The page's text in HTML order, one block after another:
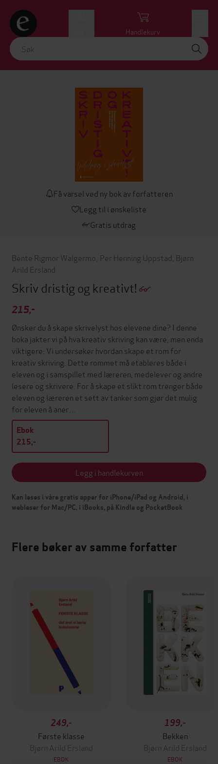
Handlekurv
Få varsel ved ny bok av forfatteren
Legg til i ønskeliste
Gratis utdrag
Bente Rigmor Walgermo Per Henning Uppstad Bjørn
Arild Ersland
Skriv dristig og kreativt!
215,-
Ønsker du å skape skrivelyst hos elevene dine? I denne
boka jakter vi på hva kreativ skriving kan være, men enda
viktigere: Vi undersøker hvordan skape et rom for
kreativ skriving. Dette rommet må etableres både i
eleven og i samspillet med læreren, medelever og andre
lesere og skrivere. For å skape et slikt rom trenger både
eleven og læreren et sett av tanker som gjør det mulig
for eleven å aner…
Ebok
215,-
Legg i handlekurven
Kan leses i våre gratis apper for iPhone/iPad og Android, i
webleser for Mac/PC, i iBooks, på Kindle og PocketBook
Flere bøker av samme forfatter
249,-
Første klasse
Bjørn Arild Ersland
EBOK
199,-
Bekken
Bjørn Arild Ersland
EBOK